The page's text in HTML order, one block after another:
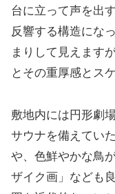
台に立って声を出
反響する構造にな
まりして見えます
とその重厚感とス
敷地内には円形劇
サウナを備えてい
や、色鮮やかな鳥
ザイク画」なども